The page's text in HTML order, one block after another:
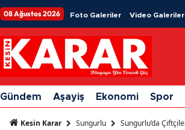
08 Ağustos 2026 Foto Galeriler Video Galeriler
Gündem Aşayiş Ekonomi Spor
Kesin Karar Sungurlu Sungurlu’da